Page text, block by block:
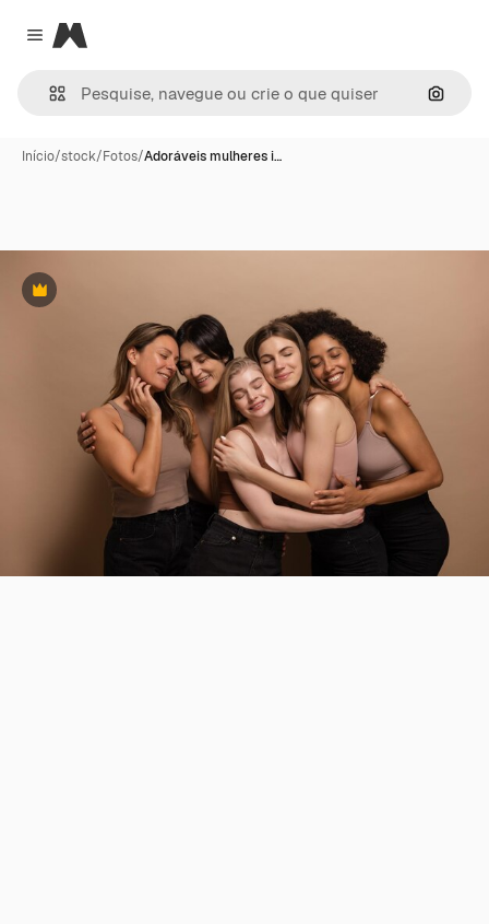
Close menu
Magnific
Início/stock/Fotos/Adoráveis mulheres i…
Premium